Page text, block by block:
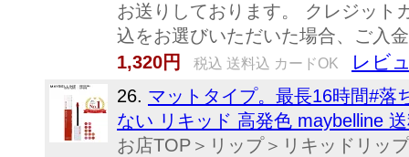
お送りしております。 クレジット
込をお選びいただいた場合、ご入
1,320円
税込 送料込 カードOK レビ
26. マットタイプ。最長16時間#落
ない リキッド 高発色 maybelline
お店TOP＞リップ＞リキッドリッ